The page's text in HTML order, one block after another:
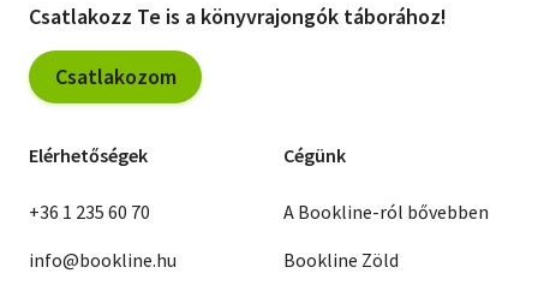
Csatlakozz Te is a könyvrajongók táborához!
Csatlakozom
Elérhetőségek
+36 1 235 60 70
info@bookline.hu
Cégünk
A Bookline-ról bővebben
Bookline Zöld